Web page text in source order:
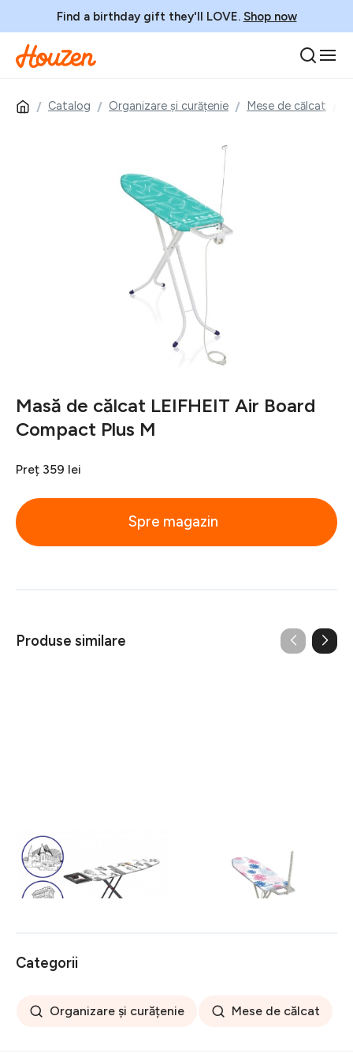
Find a birthday gift they'll LOVE. Shop now
Catalog Organizare și curățenie Mese de călcat
Masă de călcat LEIFHEIT Air Board
Compact Plus M
Preț 359 lei
Spre magazin
Produse similare
Masa de calcat Romania,
Heinner, 42 x 125.5 cm,
metal/bumbac, multicolor
216 lei
Classic M Basic Plus, 38 x
120 cm, multicolor
Categorii
Organizare și curățenie Mese de călcat